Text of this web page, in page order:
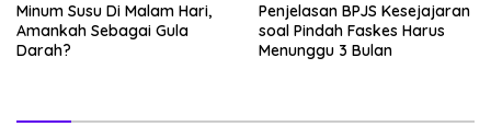
Minum Susu Di Malam Hari,
Amankah Sebagai Gula
Darah?
Penjelasan BPJS Kesejajaran
soal Pindah Faskes Harus
Menunggu 3 Bulan